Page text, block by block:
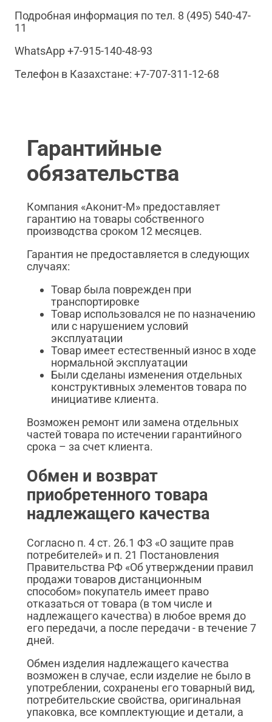
Подробная информация по тел. 8 (495) 540-47-
11
WhatsApp +7-915-140-48-93
Телефон в Казахстане: +7-707-311-12-68
Гарантийные
обязательства
Компания «Аконит-М» предоставляет
гарантию на товары собственного
производства сроком 12 месяцев.
Гарантия не предоставляется в следующих
случаях:
Товар была поврежден при
транспортировке
Товар использовался не по назначению
или с нарушением условий
эксплуатации
Товар имеет естественный износ в ходе
нормальной эксплуатации
Были сделаны изменения отдельных
конструктивных элементов товара по
инициативе клиента.
Возможен ремонт или замена отдельных
частей товара по истечении гарантийного
срока – за счет клиента.
Обмен и возврат
приобретенного товара
надлежащего качества
Согласно п. 4 ст. 26.1 ФЗ «О защите прав
потребителей» и п. 21 Постановления
Правительства РФ «Об утверждении правил
продажи товаров дистанционным
способом» покупатель имеет право
отказаться от товара (в том числе и
надлежащего качества) в любое время до
его передачи, а после передачи - в течение 7
дней.
Обмен изделия надлежащего качества
возможен в случае, если изделие не было в
употреблении, сохранены его товарный вид,
потребительские свойства, оригинальная
упаковка, все комплектующие и детали, а